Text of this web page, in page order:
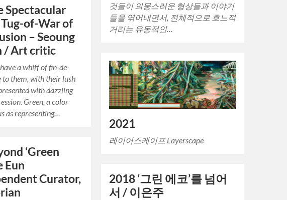
것들이 의뭉스러운 형상들과 이야기
들을 엮어내면서, 전체적으로 흐느적
거리는 유동적인…
Spectacular
of-War of
– Seoung
/ Art critic
a whiff of fin-de-
to them, with their lush
with dazzling
Green, a color
as representing…
2021
레이어스케이프 Layerscape
‘Green
Eun
Curator,
2018 ‘그린 에코’를 넘어
서 / 이은주